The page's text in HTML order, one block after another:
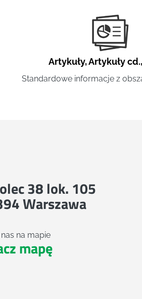
Artykuły,Artykuły cd.,
Standardowe informacje z
38 lok. 105
Warszawa
na mapie
mapę